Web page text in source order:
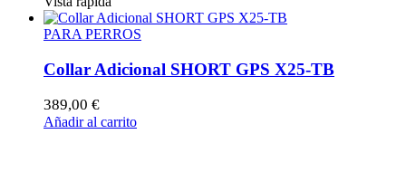
PARA PERROS
Collar Adicional SHORT GPS X25-TB
389,00 €
Añadir al carrito